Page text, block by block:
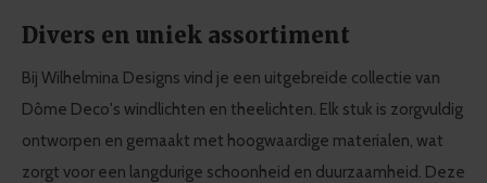
Divers en uniek assortiment
Bij Wilhelmina Designs vind je een uitgebreide collectie van
Dôme Deco's windlichten en theelichten. Elk stuk is zorgvuldig
ontworpen en gemaakt met hoogwaardige materialen, wat
zorgt voor een langdurige schoonheid en duurzaamheid. Deze